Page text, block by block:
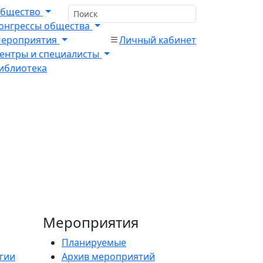
общества
и специалисты
Личный кабинет
Мероприятия
Планируемые
Архив мероприятий